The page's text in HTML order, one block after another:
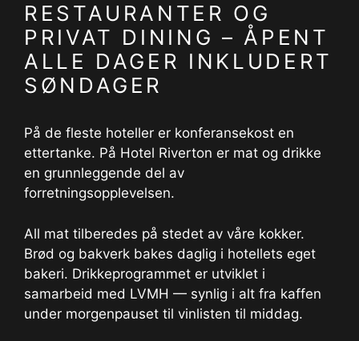
RESTAURANTER OG
PRIVAT DINING – ÅPENT
ALLE DAGER INKLUDERT
SØNDAGER
På de fleste hoteller er konferansekost en
ettertanke. På Hotel Riverton er mat og drikke
en grunnleggende del av
forretningsopplevelsen.
All mat tilberedes på stedet av våre kokker.
Brød og bakverk bakes daglig i hotellets eget
bakeri. Drikkeprogrammet er utviklet i
samarbeid med LVMH — synlig i alt fra kaffen
under morgenpauset til vinlisten til middag.